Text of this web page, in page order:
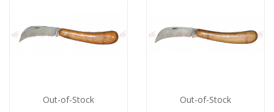
Out-of-Stock Out-of-Stock